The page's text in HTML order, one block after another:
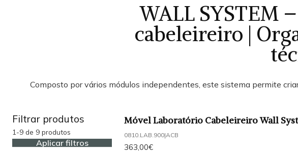
WALL SYSTEM
cabeleireiro |
Composto por vários módulos independentes, este sistema permite
Filtrar produtos
1-9 de 9 produtos
Aplicar filtros
Móvel Laboratório Cabeleireiro Wall
0810.LAB.900|ACB
363,00€